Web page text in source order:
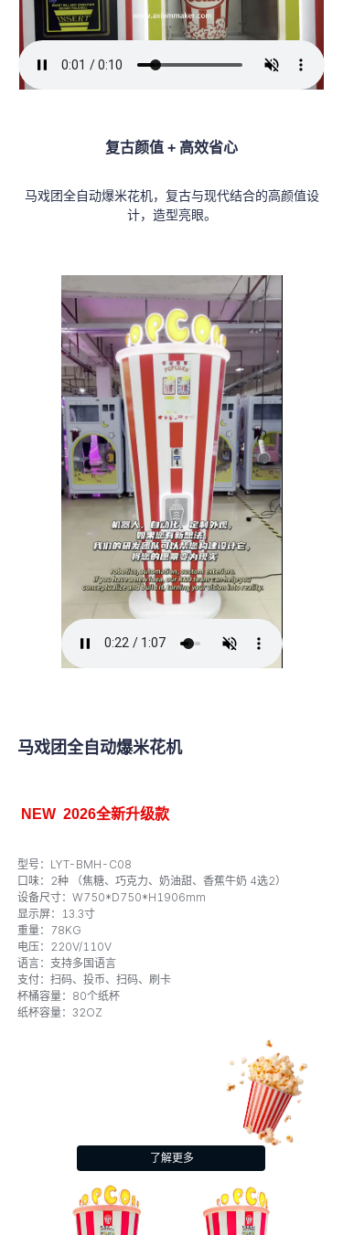
60
4
操作简单，付款即自动制作棉
复古颜值 + 高效省心
马戏团全自动爆米花机，复古与现代结合的高颜值设
计， 造型亮眼。
马戏团全自动爆米花机
型号：LYT-BMH-C08
口味：2种
（焦糖、巧克力、奶油甜、香蕉牛奶 4选2）
设备尺寸：W750*D750*H1906mm
显示屏：13.3寸
重量：78KG
电压：220V/110V
语言：支持多国语言
支付：扫码、投币、扫码、刷卡
杯桶容量：80个纸杯
纸杯容量：32OZ
了解更多
NEW 2026全新升级款